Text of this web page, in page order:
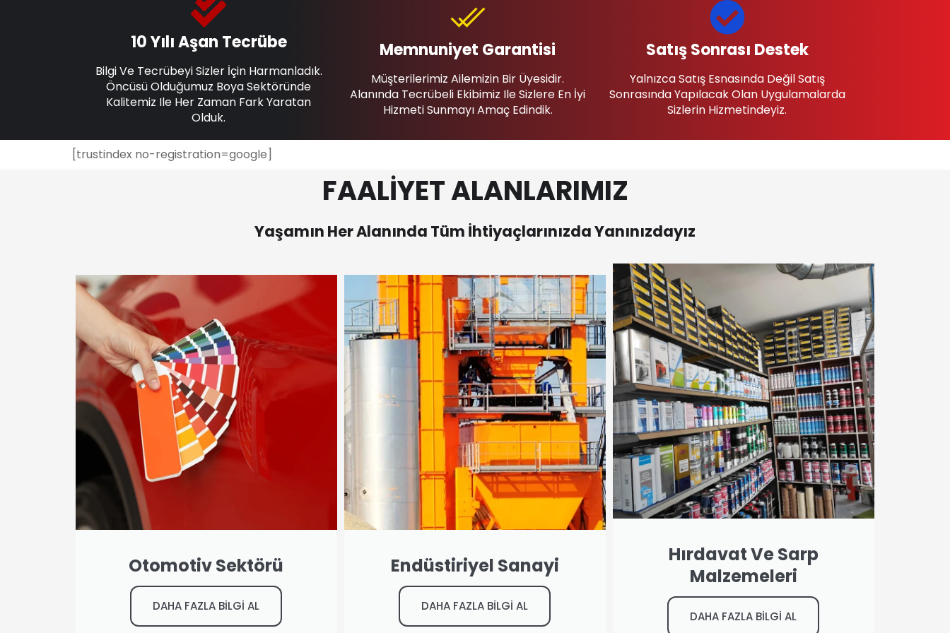
10 Yılı Aşan Tecrübe
Bilgi Ve Tecrübeyi Sizler İçin Harmanladık.
Öncüsü Olduğumuz Boya Sektöründe
Kalitemiz Ile Her Zaman Fark Yaratan
Olduk.
Memnuniyet Garantisi
Müşterilerimiz Ailemizin Bir Üyesidir.
Alanında Tecrübeli Ekibimiz Ile Sizlere En İyi
Hizmeti Sunmayı Amaç Edindik.
Satış Sonrası Destek
Yalnızca Satış Esnasında Değil Satış
Sonrasında Yapılacak Olan Uygulamalarda
Sizlerin Hizmetindeyiz.
[trustindex no-registration=google]
FAALİYET ALANLARIMIZ
Yaşamın Her Alanında Tüm İhtiyaçlarınızda Yanınızdayız
Otomotiv Sektörü
DAHA FAZLA BİLGİ AL
Endüstiriyel Sanayi
DAHA FAZLA BİLGİ AL
Hırdavat Ve Sarp
Malzemeleri
DAHA FAZLA BİLGİ AL